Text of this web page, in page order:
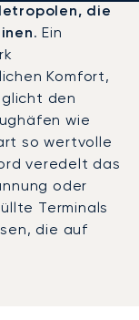
die
. Ein
Komfort,
den
wie
so wertvolle
veredelt das
oder
Terminals
die auf